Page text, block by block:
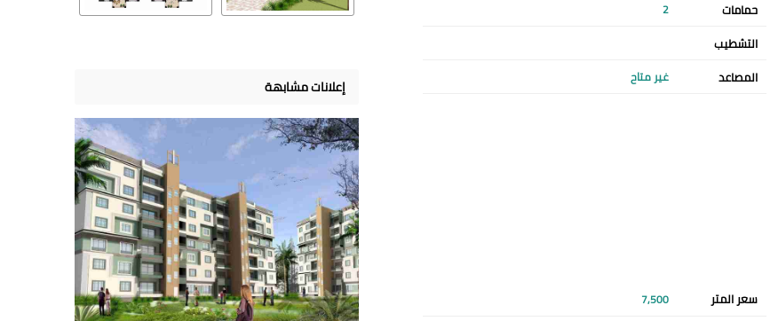
حمامات 2
التشطيب
المصاعد غير متاح
سعر المتر 7,500
إعلانات مشابهة